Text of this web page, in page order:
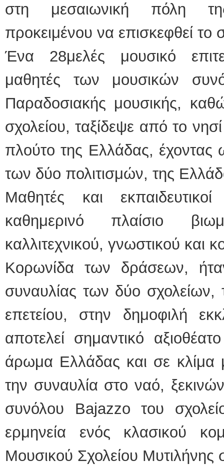
στη μεσαιωνική πόλη
προκειμένου να επισκεφθεί το
Ένα 28μελές μουσικό
μαθητές των μουσικών
Παραδοσιακής μουσικής,
σχολείου, ταξίδεψε από το
πλούτο της Ελλάδας,
των δύο πολιτισμών, της
Μαθητές και
καθημερινό πλαίσιο
καλλιτεχνικού, γνωστικού και
Κορωνίδα των δράσεων,
συναυλίας των δύο σχολείων,
επετείου, στην δημοφιλή
αποτελεί σημαντικό
άρωμα Ελλάδας και σε κλίμα
την συναυλία στο ναό,
συνόλου Bajazzo του
ερμηνεία ενός κλασικού
Μουσικού Σχολείου Μυτιλήνης